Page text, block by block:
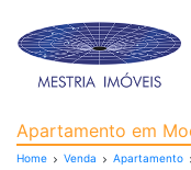
Apartamento em
Home Venda Apartamento